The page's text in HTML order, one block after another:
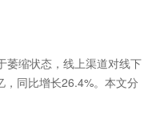
萎缩状态，线上渠道对线下
同比增长26.4%。本文分